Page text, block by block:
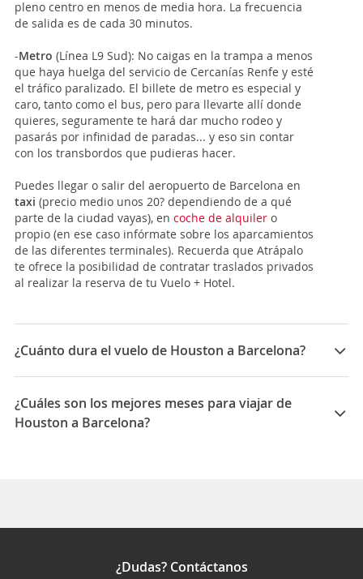
pleno centro en menos de media hora. La frecuencia
de salida es de cada 30 minutos.
-Metro (Línea L9 Sud): No caigas en la trampa a menos
que haya huelga del servicio de Cercanías Renfe y esté
el tráfico paralizado. El billete de metro es especial y
caro, tanto como el bus, pero para llevarte allí donde
quieres, seguramente te hará dar mucho rodeo y
pasarás por infinidad de paradas... y eso sin contar
con los transbordos que pudieras hacer.
Puedes llegar o salir del aeropuerto de Barcelona en
taxi (precio medio unos 20? dependiendo de a qué
parte de la ciudad vayas), en coche de alquiler o
propio (en ese caso infórmate sobre los aparcamientos
de las diferentes terminales). Recuerda que Atrápalo
te ofrece la posibilidad de contratar traslados privados
al realizar la reserva de tu Vuelo + Hotel.
¿Cuánto dura el vuelo de Houston a Barcelona?
La duración media para viajar entre Houston y
Barcelona es 17:35
¿Cuáles son los mejores meses para viajar de
Houston a Barcelona?
¿Dudas? Contáctanos